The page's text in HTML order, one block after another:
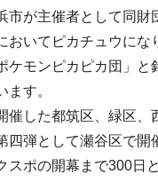
が主催者として同財
おいてピカチュウにな
ケモンピカピカ団」と
ます。
した都筑区、緑区、
四弾として瀬谷区で開
ポの開幕まで300日